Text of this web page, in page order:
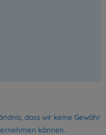
dass wir keine Gewähr
können.